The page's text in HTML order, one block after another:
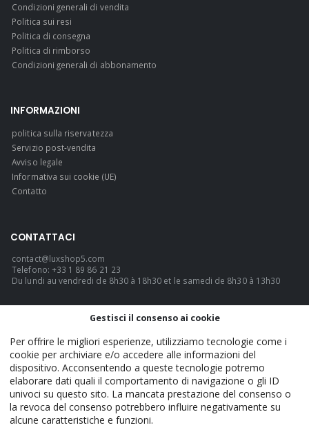
Condizioni generali di vendita
Politica sui resi
Politica di consegna
Politica di rimborso
Condizioni generali di abbonamento
INFORMAZIONI
politica sulla riservatezza
Servizio post-vendita
Avviso legale
Informativa sui cookie (UE)
Contatto
CONTATTACI
contact@luxshop5.com
Telefono: +33 1 89 86 21 23
Du lundi au vendredi de 8h30 à 18h30 et le samedi de 8h30 à 13h30
LuxShop5 - Official. © 2026. TUTTI I DIRITTI RISERVATI.
Gestisci il consenso ai cookie
Per offrire le migliori esperienze, utilizziamo tecnologie come i
cookie per archiviare e/o accedere alle informazioni del
dispositivo. Acconsentendo a queste tecnologie potremo
elaborare dati quali il comportamento di navigazione o gli ID
univoci su questo sito. La mancata prestazione del consenso o
la revoca del consenso potrebbero influire negativamente su
alcune caratteristiche e funzioni.